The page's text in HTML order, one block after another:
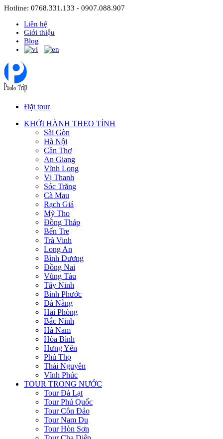
Hotline: 0768.331.133 - 0907.088.907
Liên hệ
Giới thiệu
Blog
Đặt tour
KHỞI HÀNH THEO TỈNH
Sài Gòn
Hà Nội
Cần Thơ
An Giang
Vĩnh Long
Vị Thanh
Sóc Trăng
Cà Mau
Rạch Giá
Mỹ Tho
Đồng Tháp
Bến Tre
Trà Vinh
Long An
Bình Dương
Đồng Nai
Vũng Tàu
Tây Ninh
Bình Phước
Đà Nẵng
Hải Phòng
Bắc Ninh
Hà Nam
Hòa Bình
Hưng Yên
Phú Thọ
Thái Nguyên
Vĩnh Phúc
TOUR TRONG NƯỚC
Tour Đà Lạt
Tour Phú Quốc
Tour Côn Đảo
Tour Nam Du
Tour Hòn Sơn